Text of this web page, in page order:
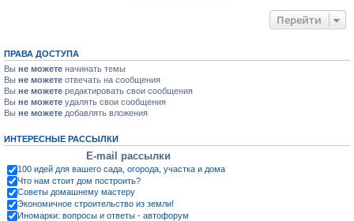
Перейти
ПРАВА ДОСТУПА
Вы не можете начинать темы
Вы не можете отвечать на сообщения
Вы не можете редактировать свои сообщения
Вы не можете удалять свои сообщения
Вы не можете добавлять вложения
ИНТЕРЕСНЫЕ РАССЫЛКИ
E-mail рассылки
100 идей для вашего сада, огорода, участка и дома
Что нам стоит дом построить?
Советы домашнему мастеру
Экономичное строительство из земли!
Иномарки: вопросы и ответы - автофорум